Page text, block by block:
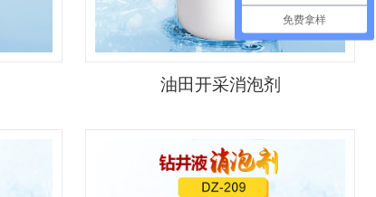
油田开采消泡剂
免费拿样